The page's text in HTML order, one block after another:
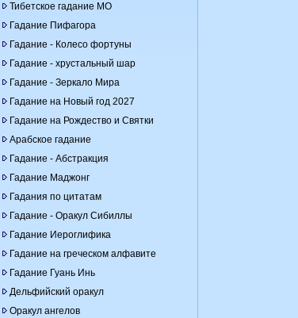
Тибетское гадание МО
Гадание Пифагора
Гадание - Колесо фортуны
Гадание - хрустальный шар
Гадание - Зеркало Мира
Гадание на Новый год 2027
Гадание на Рождество и Святки
Арабское гадание
Гадание - Абстракция
Гадание Маджонг
Гадания по цитатам
Гадание - Оракул Сибиллы
Гадание Иероглифика
Гадание на греческом алфавите
Гадание Гуань Инь
Дельфийский оракул
Оракул ангелов